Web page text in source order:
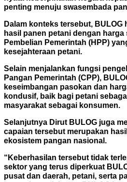
penting menuju swasembada
Dalam konteks tersebut, BULOG
hasil panen petani dengan harga
Pembelian Pemerintah (HPP)
kesejahteraan petani.
Selain menjalankan fungsi
Pangan Pemerintah (CPP),
keseimbangan pasokan dan
kondusif, baik bagi petani
masyarakat sebagai konsumen.
Selanjutnya Dirut BULOG juga
capaian tersebut merupakan
ekosistem pangan nasional.
“Keberhasilan tersebut tidak
sektor yang terus diperkuat
pusat dan daerah, petani, serta